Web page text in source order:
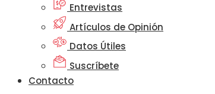
Entrevistas
Artículos de Opinión
Datos Útiles
Suscríbete
Contacto